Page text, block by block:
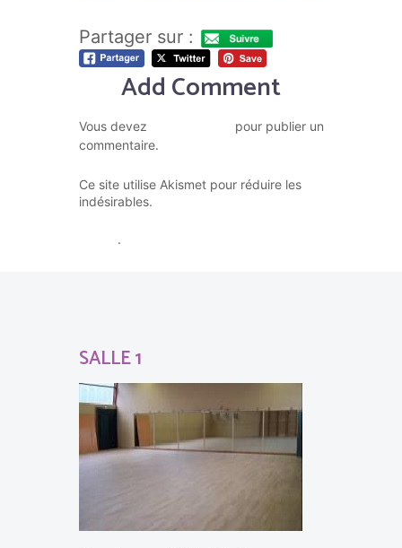
Partager sur :
Add Comment
Vous devez
pour publier un
commentaire.
Ce site utilise Akismet pour réduire les
indésirables.
.
SALLE 1